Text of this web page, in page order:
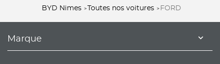
BYD Nimes Toutes nos voitures FORD
Marque